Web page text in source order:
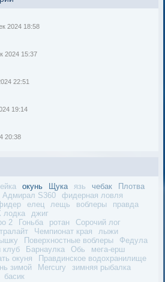
2024 18:58
2024 15:37
22:51
19:14
20:38
окунь Щука язь чебак
Плотва
Адмирал S360
фидерная ловля
елец лещь воблеры
правда
лодка
джиг
2
Гоньба ротан
Сорочий лог
Чемпионат края
лыжи
Поверхностные воблеры
Федула
клуб
Барнаулка Обь
мега-ерш
окуня
Правдинское водохранилище
зимой Mercury
зимняя рыбалка
басик